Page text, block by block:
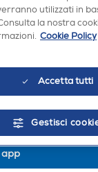
app
utilizzati in
la nostra
Cookie Policy
Accetta tutti
Gestisci